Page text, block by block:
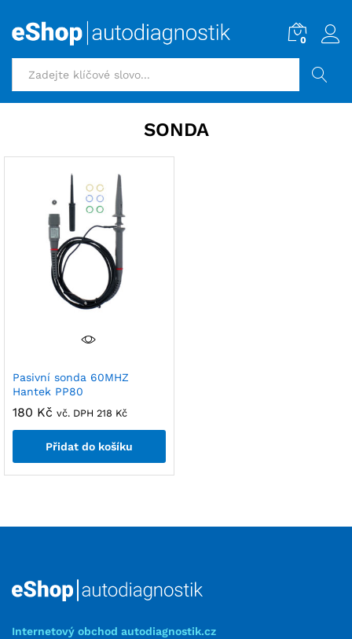
0
SONDA
Pasivní sonda 60MHZ
Hantek PP80
180 Kč vč. DPH 218 Kč
Přidat do košíku
Internetový obchod autodiagnostik.cz